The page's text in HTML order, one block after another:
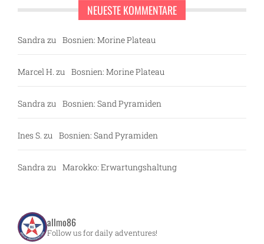
NEUESTE KOMMENTARE
Sandra zu Bosnien: Morine Plateau
Marcel H. zu Bosnien: Morine Plateau
Sandra zu Bosnien: Sand Pyramiden
Ines S. zu Bosnien: Sand Pyramiden
Sandra zu Marokko: Erwartungshaltung
allmo86
Follow us for daily adventures!